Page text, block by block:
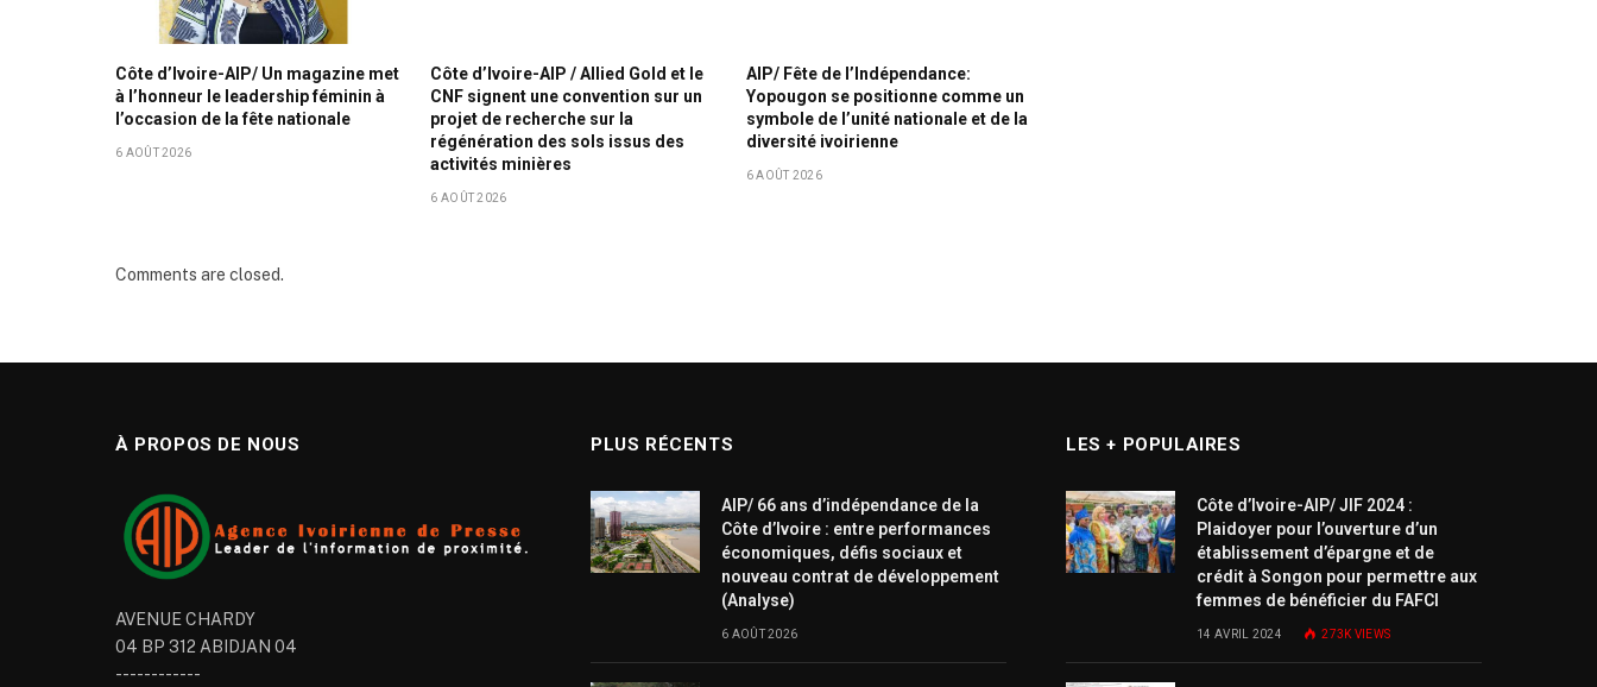
Côte d’Ivoire-AIP/ Un magazine met
à l’honneur le leadership féminin à
l’occasion de la fête nationale
6 AOÛT 2026
Côte d’Ivoire-AIP / Allied Gold et le
CNF signent une convention sur un
projet de recherche sur la
régénération des sols issus des
activités minières
6 AOÛT 2026
AIP/ Fête de l’Indépendance:
Yopougon se positionne comme un
symbole de l’unité nationale et de la
diversité ivoirienne
6 AOÛT 2026
Comments are closed.
À PROPOS DE NOUS
AVENUE CHARDY
04 BP 312 ABIDJAN 04
------------
PLUS RÉCENTS
AIP/ 66 ans d’indépendance de la
Côte d’Ivoire : entre performances
économiques, défis sociaux et
nouveau contrat de développement
(Analyse)
6 AOÛT 2026
LES + POPULAIRES
Côte d’Ivoire-AIP/ JIF 2024 :
Plaidoyer pour l’ouverture d’un
établissement d’épargne et de
crédit à Songon pour permettre aux
femmes de bénéficier du FAFCI
14 AVRIL 2024 273K VIEWS